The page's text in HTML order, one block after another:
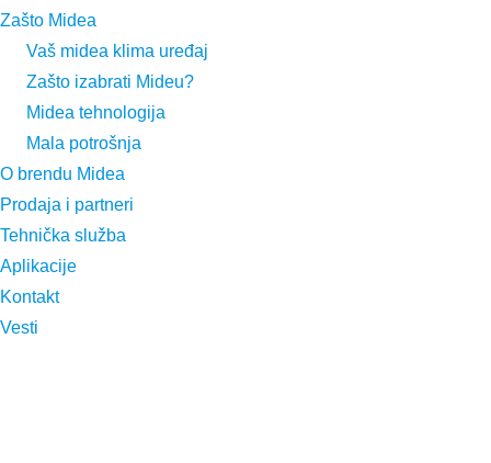
Zašto Midea
Vaš midea klima uređaj
Zašto izabrati Mideu?
Midea tehnologija
Mala potrošnja
O brendu Midea
Prodaja i partneri
Tehnička služba
Aplikacije
Kontakt
Vesti